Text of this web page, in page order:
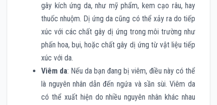
gây kích ứng da, như mỹ phẩm, kem cạo râu, hay
thuốc nhuộm. Dị ứng da cũng có thể xảy ra do tiếp
xúc với các chất gây dị ứng trong môi trường như
phấn hoa, bụi, hoặc chất gây dị ứng từ vật liệu tiếp
xúc với da.
Viêm da: Nếu da bạn đang bị viêm, điều này có thể
là nguyên nhân dẫn đến ngứa và sần sùi. Viêm da
có thể xuất hiện do nhiều nguyên nhân khác nhau